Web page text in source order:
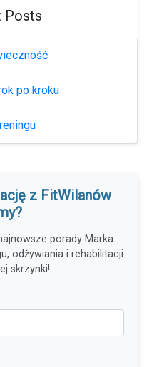
Posts
po kroku
z FitWilanów
porady Marka
odżywiania i rehabilitacji
skrzynki!